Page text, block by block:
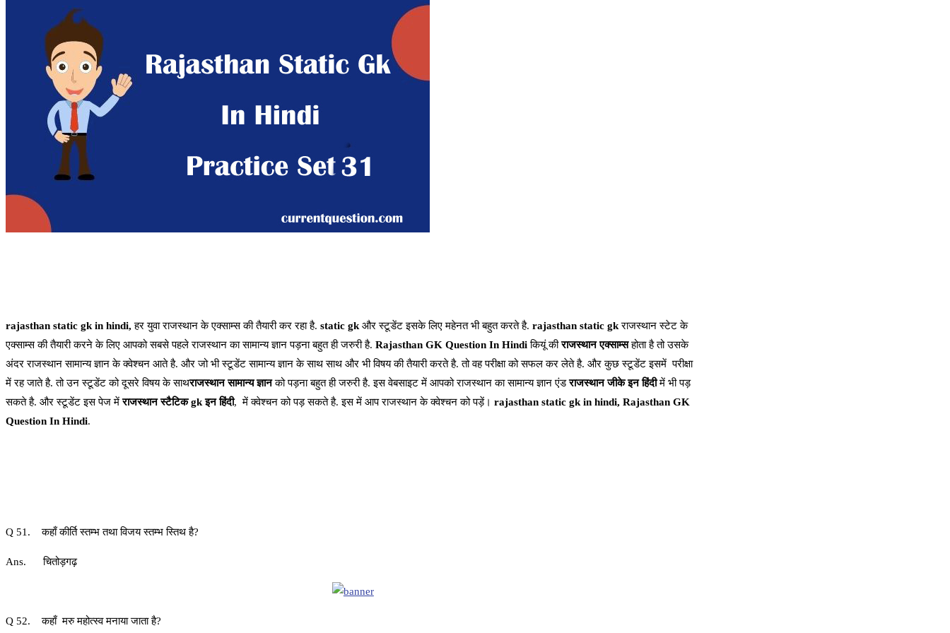
rajasthan static gk in hindi,हर युवा राजस्थान के एक्साम्स की तैयारी कर रहा है. static gkऔर स्टूडेंट इसके लिए महेनत भी बहुत करते है. rajasthan static gkराजस्थान स्टेट के
एक्साम्स की तैयारी करने के लिए आपको सबसे पहले राजस्थान का सामान्य ज्ञान पड़ना बहुत ही जरुरी है. Rajasthan GK Question In Hindiकियूं कीराजस्थान एक्साम्सहोता है तो उसके
अंदर राजस्थान सामान्य ज्ञान के क्वेश्चन आते है. और जो भी स्टूडेंट सामान्य ज्ञान के साथ साथ और भी विषय की तैयारी करते है. तो वह परीक्षा को सफल कर लेते है. और कुछ स्टूडेंट इसमें परीक्षा
में रह जाते है. तो उन स्टूडेंट को दूसरे विषय के साथराजस्थान सामान्य ज्ञानको पड़ना बहुत ही जरुरी है. इस वेबसाइट में आपको राजस्थान का सामान्य ज्ञान एंडराजस्थान जीके इन हिंदीमें भी पड़
सकते है. और स्टूडेंट इस पेज मेंराजस्थान स्टैटिक gk इन हिंदी, में क्वेश्चन को पड़ सकते है. इस में आप राजस्थान के क्वेश्चन को पड़ें। rajasthan static gk in hindi, Rajasthan GK
Question In Hindi.
Q 51. कहाँ कीर्ति स्तम्भ तथा विजय स्तम्भ स्तिथ है?
Ans. चितोड़गढ़
Q 52. कहाँ मरु महोत्स्व मनाया जाता है?